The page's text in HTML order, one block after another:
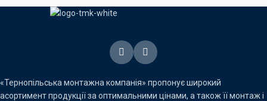
«Тернопільська монтажна компанія» пропонує широкий
асортимент продукції за оптимальними цінами, а також її монтаж і